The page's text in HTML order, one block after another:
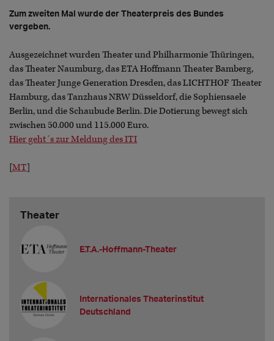
Zum zweiten Mal wurde der Theaterpreis des Bundes
vergeben.
Ausgezeichnet wurden Theater und Philharmonie Thüringen,
das Theater Naumburg, das ETA Hoffmann Theater Bamberg,
das Theater Junge Generation Dresden, das LICHTHOF Theater
Hamburg, das Tanzhaus NRW Düsseldorf, die Sophiensaele
Berlin, und die Schaubude Berlin. Die Dotierung bewegt sich
zwischen 50.000 und 115.000 Euro.
Hier geht´s zur Meldung des ITI
[MT]
Theater
E.T.A.-Hoffmann-Theater
Internationales Theaterinstitut
Deutschland